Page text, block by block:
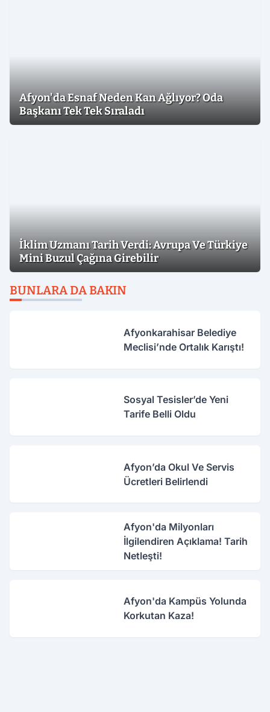
Afyon'da Esnaf Neden Kan Ağlıyor? Oda
Başkanı Tek Tek Sıraladı
İklim Uzmanı Tarih Verdi: Avrupa Ve Türkiye
Mini Buzul Çağına Girebilir
BUNLARA DA BAKIN
Afyonkarahisar Belediye
Meclisi’nde Ortalık Karıştı!
Sosyal Tesisler’de Yeni
Tarife Belli Oldu
Afyon’da Okul Ve Servis
Ücretleri Belirlendi
Afyon'da Milyonları
İlgilendiren Açıklama! Tarih
Netleşti!
Afyon'da Kampüs Yolunda
Korkutan Kaza!